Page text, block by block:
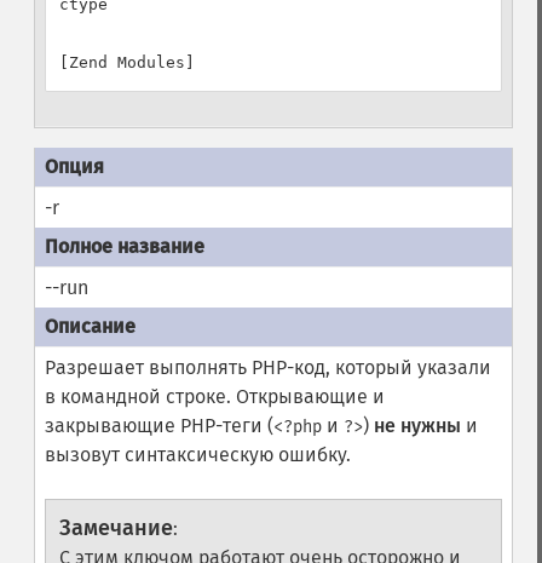
ctype
-r
--run
Разрешает выполнять PHP-код, который указали
в командной строке. Открывающие и
закрывающие PHP-теги (<?phpи ?>) не нужны и
вызовут синтаксическую ошибку.
Замечание:
С этим ключом работают очень осторожно и